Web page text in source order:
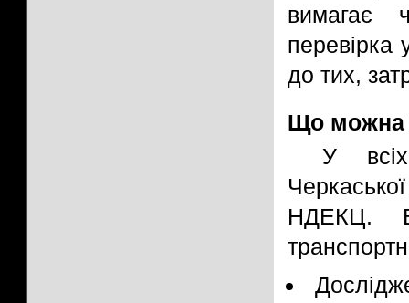
вимагає
перевірка
до тих,
Що можна
У всіх
НДЕКЦ.